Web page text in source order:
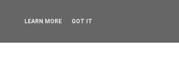
LEARN MORE GOT IT